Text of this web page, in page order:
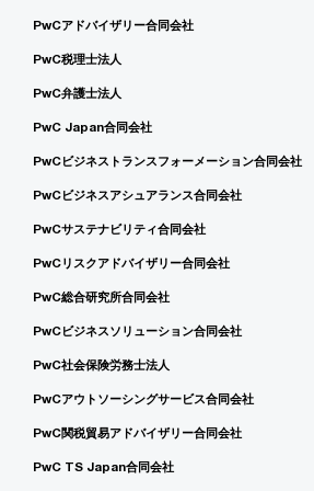
PwCアドバイザリー合同会社
PwC税理士法人
PwC弁護士法人
PwC Japan合同会社
PwCビジネストランスフォーメーション合同会社
PwCビジネスアシュアランス合同会社
PwCサステナビリティ合同会社
PwCリスクアドバイザリー合同会社
PwC総合研究所合同会社
PwCビジネスソリューション合同会社
PwC社会保険労務士法人
PwCアウトソーシングサービス合同会社
PwC関税貿易アドバイザリー合同会社
PwC TS Japan合同会社